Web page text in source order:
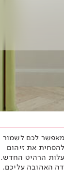
לכם לשמור
את זיהום
הרהיט החדש.
האהובה עליכם.